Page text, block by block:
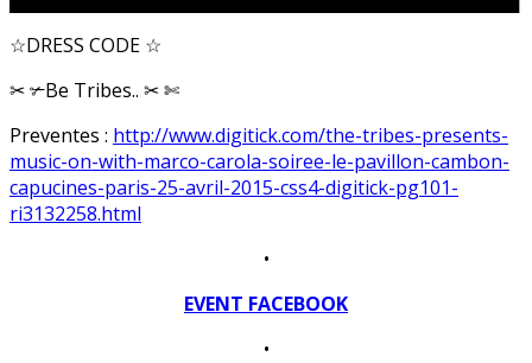
☆DRESS CODE ☆
✂ ✃Be Tribes.. ✂ ✄
Preventes : http://www.digitick.com/the-tribes-presents-
music-on-with-marco-carola-soiree-le-pavillon-cambon-
capucines-paris-25-avril-2015-css4-digitick-pg101-
ri3132258.html
•
EVENT FACEBOOK
•